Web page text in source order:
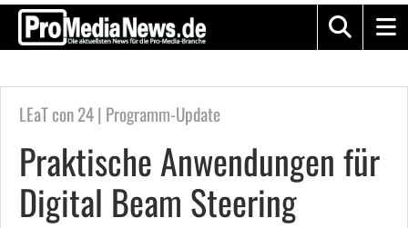
LEaT con 24 | Programm-Update
Praktische Anwendungen für
Digital Beam Steering